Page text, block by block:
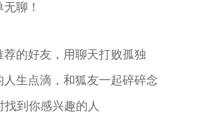
聊！
的好友，用聊天打败孤独
生点滴，和狐友一起碎碎念
找到你感兴趣的人